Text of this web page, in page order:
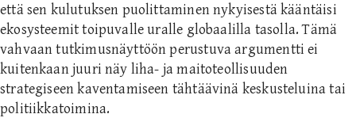
että sen kulutuksen puolittaminen nykyisestä kääntäisi
ekosysteemit toipuvalle uralle globaalilla tasolla. Tämä
vahvaan tutkimusnäyttöön perustuva argumentti ei
kuitenkaan juuri näy liha- ja maitoteollisuuden
strategiseen kaventamiseen tähtäävinä keskusteluina tai
politiikkatoimina.